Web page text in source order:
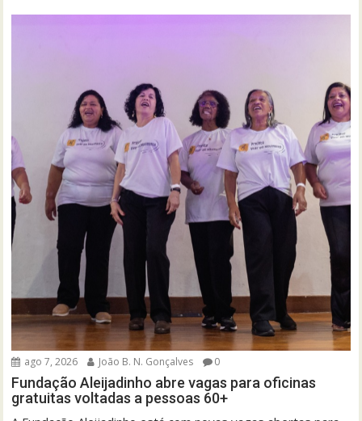
ago 7, 2026 João B. N. Gonçalves 0
Fundação Aleijadinho abre vagas para oficinas
gratuitas voltadas a pessoas 60+